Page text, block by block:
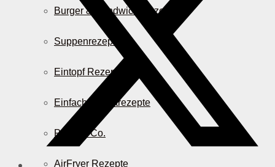
Burger & Sandwich Rezepte
Suppenrezepte
Eintopf Rezepte
Einfache Salatrezepte
Pizza & Co.
AirFryer Rezepte